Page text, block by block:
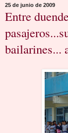
25 de junio de 2009
Entre
bailarines...